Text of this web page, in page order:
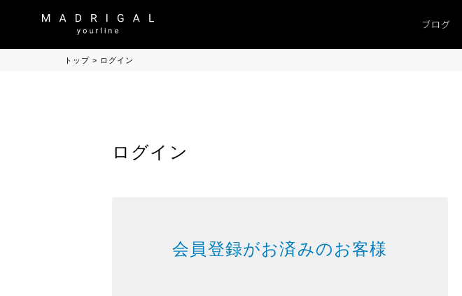
ブログ
トップ ログイン
ログイン
会員登録がお済みのお客様